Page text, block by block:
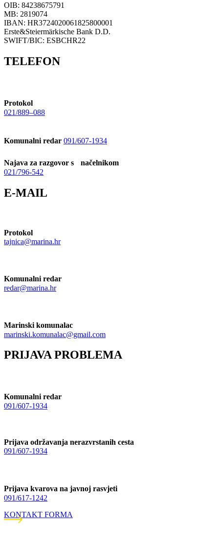
OIB: 84238675791
MB: 2819074
IBAN: HR3724020061825800001
Erste&Steiermärkische Bank D.D.
SWIFT/BIC: ESBCHR22
TELEFON
Protokol
021/889–088
Komunalni redar 091/607-1934
Najava za razgovor s načelnikom
021/796-542
E-MAIL
Protokol
tajnica@marina.hr
Komunalni redar
redar@marina.hr
Marinski komunalac
marinski.komunalac@gmail.com
PRIJAVA PROBLEMA
Komunalni redar
091/607-1934
Prijava održavanja nerazvrstanih cesta
091/607-1934
Prijava kvarova na javnoj rasvjeti
091/617-1242
KONTAKT FORMA